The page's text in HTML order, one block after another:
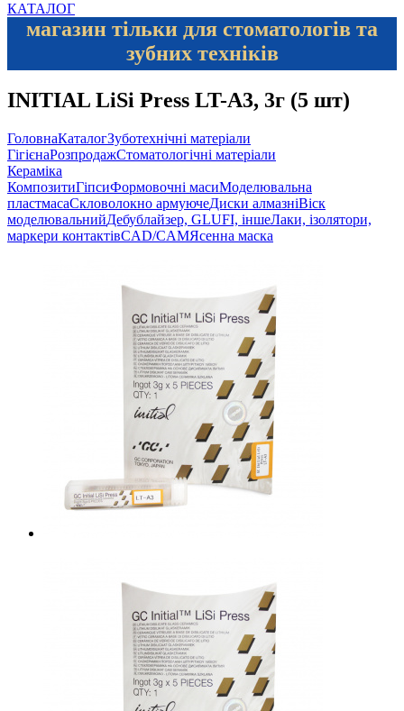
КАТАЛОГ
магазин тільки для стоматологів та
зубних техніків
INITIAL LiSi Press LT-A3, 3г (5 шт)
ГоловнаКаталогЗуботехнічні матеріали
ГігієнаРозпродажСтоматологічні матеріали
Кераміка
КомпозитиГіпсиФормовочні масиМоделювальна
пластмасаСкловолокно армуючеДиски алмазніВіск
моделювальнийДебублайзер, GLUFI, іншеЛаки, ізолятори,
маркери контактівCAD/CAMЯсенна маска